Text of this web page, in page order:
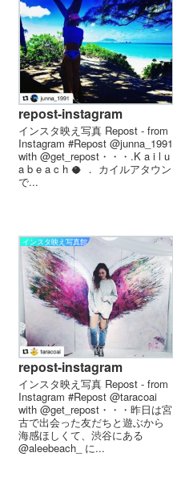
repost-instagram
インスタ映え写真 Repost - from
Instagram #Repost @junna_1991
with @get_repost・・・.K a i l u
a b e a c h 🥥 ． カイルアタウン
で...
インスタ映え写真館
repost-instagram
インスタ映え写真 Repost - from
Instagram #Repost @taracoai
with @get_repost・・・昨日は宮
古で出会った友だちと遊ぶから
海感ほしくて、渋谷にある
@aleebeach_ に...